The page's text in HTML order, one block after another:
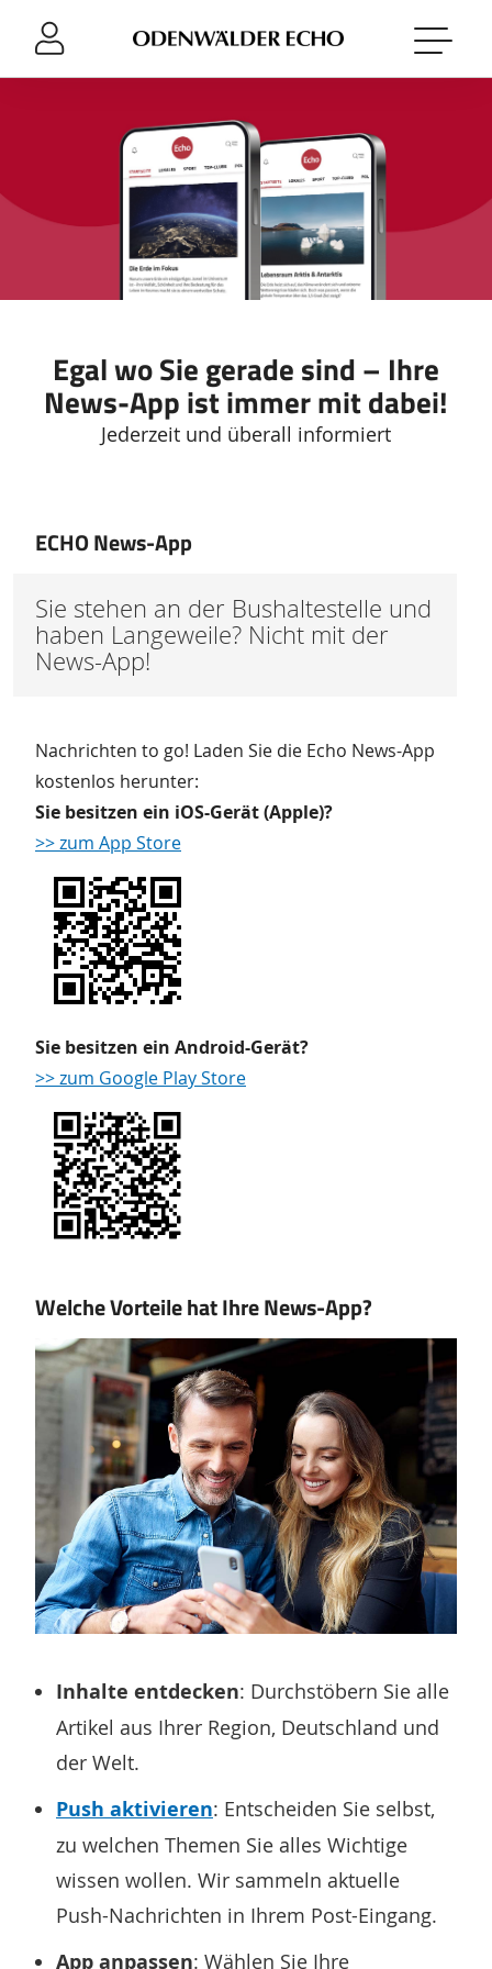
Navigation
zu:
Header
Inhalt
Footer
Egal wo Sie gerade sind – Ihre
News-App ist immer mit dabei!
Jederzeit und überall informiert
ECHO News-App
Sie stehen an der Bushaltestelle und
haben Langeweile? Nicht mit der
News-App!
Nachrichten to go! Laden Sie die Echo News-App
kostenlos herunter:
Sie besitzen ein iOS-Gerät (Apple)?
>> zum App Store
Sie besitzen ein Android-Gerät?
>> zum Google Play Store
Welche Vorteile hat Ihre News-App?
Inhalte entdecken: Durchstöbern Sie alle
Artikel aus Ihrer Region, Deutschland und
der Welt.
Push aktivieren: Entscheiden Sie selbst,
zu welchen Themen Sie alles Wichtige
wissen wollen. Wir sammeln aktuelle
Push-Nachrichten in Ihrem Post-Eingang.
App anpassen: Wählen Sie Ihre